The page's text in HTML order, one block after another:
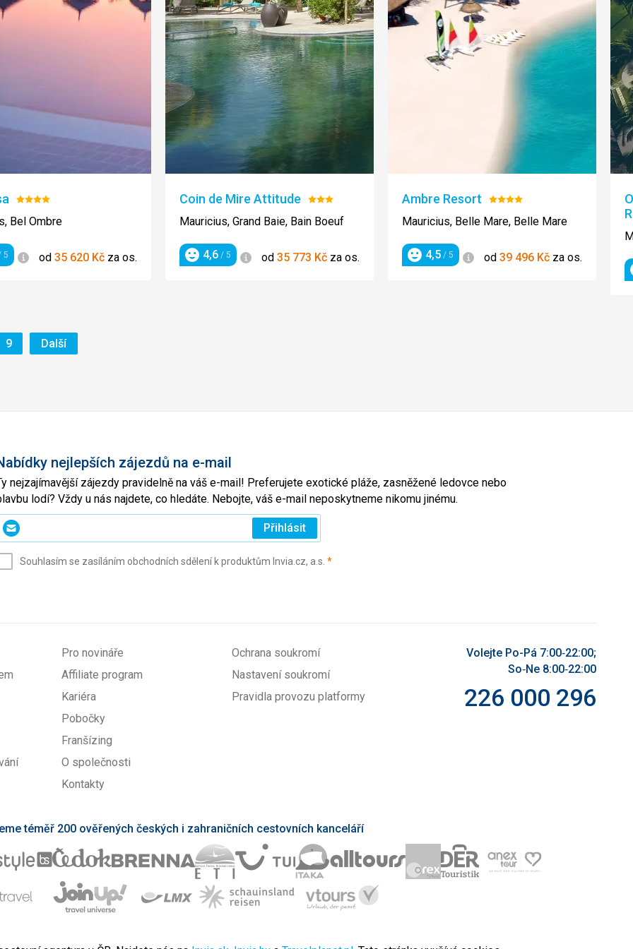
Hodnocení:
4/5
Bel Ombre
5 Informace
od 35 620 Kč za os.
Coin de Mire Attitude Hodnocení:
3/5
Mauricius, Grand Baie, Bain Boeuf
Hodnocení
4,6 / 5 Informace
od 35 773 Kč za os.
Ambre Resort Hodnocení:
4/5
Mauricius, Belle Mare, Belle Mare
Hodnocení
4,5 / 5 Informace
od 39 496 Kč za os.
Stránka
9 DalšíStránka
nejlepších zájezdů na e-mail
nejzajímavější zájezdy pravidelně na váš e-mail! Preferujete exotické pláže, zasněžené ledovce nebo
lodí? Vždy u nás najdete, co hledáte. Nebojte, váš e-mail neposkytneme nikomu jinému.
svůj
Přihlásit
Souhlasím se zasíláním obchodních sdělení k produktům Invia.cz, a.s. *(povinné)
Pro novináře
Affiliate program
Kariéra
Pobočky
Franšízing
O společnosti
Kontakty
Ochrana soukromí
Nastavení soukromí
Pravidla provozu platformy
Volejte Po-Pá 7:00‑22:00;
So‑Ne 8:00‑22:00
226 000 296
téměř 200 ověřených českých i zahraničních cestovních kanceláří